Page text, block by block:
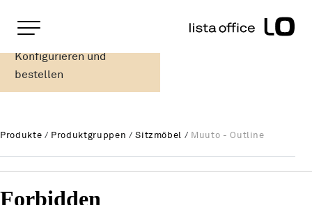
Muuto - Outline
Home
Main Navigation
Inhalt
Metanavigation
Rootline Navigation
Konfigurieren und
bestellen
Produkte / Produktgruppen /Sitzmöbel / Muuto - Outline